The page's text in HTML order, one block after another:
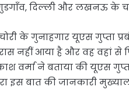
दिल्ली और लखनऊ के
के गुनाहगार यूएस गुप्ता
नहीं आया है और वह वहां से
वर्मा ने बताया की यूएस
इस बात की जानकारी